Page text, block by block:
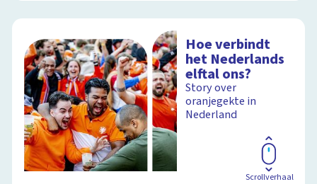
Hoe verbindt
het Nederlands
elftal ons?
Story over
oranjegekte in
Nederland
Scrollverhaal